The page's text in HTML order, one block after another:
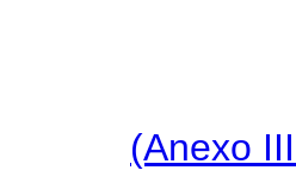
(Anexo